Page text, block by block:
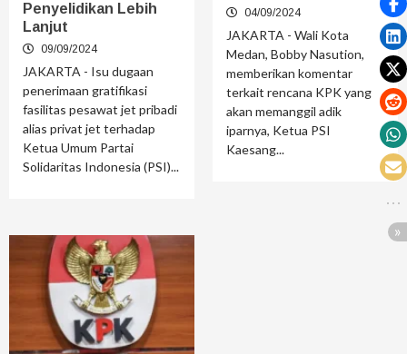
Penyelidikan Lebih
Lanjut
09/09/2024
JAKARTA - Isu dugaan
penerimaan gratifikasi
fasilitas pesawat jet pribadi
alias privat jet terhadap
Ketua Umum Partai
Solidaritas Indonesia (PSI)...
04/09/2024
JAKARTA - Wali Kota
Medan, Bobby Nasution,
memberikan komentar
terkait rencana KPK yang
akan memanggil adik
iparnya, Ketua PSI
Kaesang...